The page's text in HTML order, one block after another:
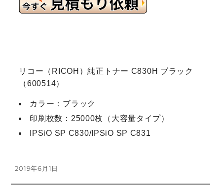
リコー（RICOH）純正トナー C830H ブラック
（600514）
カラー：ブラック
印刷枚数：25000枚（大容量タイプ）
IPSiO SP C830/IPSiO SP C831
投
2019年6月1日